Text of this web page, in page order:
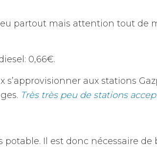
partout mais attention tout de
0,66€.
s’approvisionner aux stations
Très très peu de stations
potable. Il est donc nécessaire de